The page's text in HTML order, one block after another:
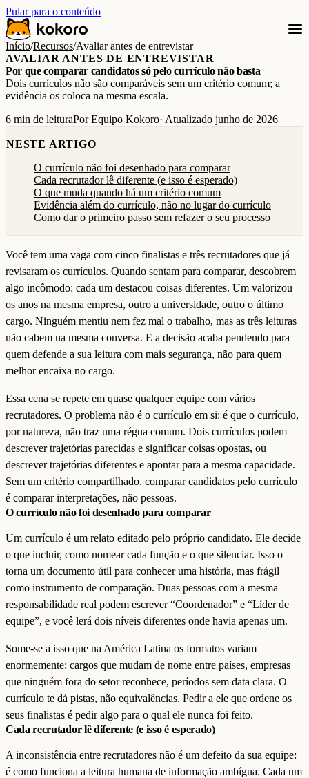
Pular para o conteúdo
Início/Recursos/Avaliar antes de entrevistar
AVALIAR ANTES DE ENTREVISTAR
Por que comparar candidatos só pelo currículo não basta
Dois currículos não são comparáveis sem um critério comum; a
evidência os coloca na mesma escala.
6 min de leituraPor Equipo Kokoro· Atualizado junho de 2026
NESTE ARTIGO
O currículo não foi desenhado para comparar
Cada recrutador lê diferente (e isso é esperado)
O que muda quando há um critério comum
Evidência além do currículo, não no lugar do currículo
Como dar o primeiro passo sem refazer o seu processo
Você tem uma vaga com cinco finalistas e três recrutadores que já
revisaram os currículos. Quando sentam para comparar, descobrem
algo incômodo: cada um destacou coisas diferentes. Um valorizou
os anos na mesma empresa, outro a universidade, outro o último
cargo. Ninguém mentiu nem fez mal o trabalho, mas as três leituras
não cabem na mesma conversa. E a decisão acaba pendendo para
quem defende a sua leitura com mais segurança, não para quem
melhor encaixa no cargo.
Essa cena se repete em quase qualquer equipe com vários
recrutadores. O problema não é o currículo em si: é que o currículo,
por natureza, não traz uma régua comum. Dois currículos podem
descrever trajetórias parecidas e significar coisas opostas, ou
descrever trajetórias diferentes e apontar para a mesma capacidade.
Sem um critério compartilhado, comparar candidatos pelo currículo
é comparar interpretações, não pessoas.
O currículo não foi desenhado para comparar
Um currículo é um relato editado pelo próprio candidato. Ele decide
o que incluir, como nomear cada função e o que silenciar. Isso o
torna um documento útil para conhecer uma história, mas frágil
como instrumento de comparação. Duas pessoas com a mesma
responsabilidade real podem escrever “Coordenador” e “Líder de
equipe”, e você lerá dois níveis diferentes onde havia apenas um.
Some-se a isso que na América Latina os formatos variam
enormemente: cargos que mudam de nome entre países, empresas
que ninguém fora do setor reconhece, períodos sem data clara. O
currículo te dá pistas, não equivalências. Pedir a ele que ordene os
seus finalistas é pedir algo para o qual ele nunca foi feito.
Cada recrutador lê diferente (e isso é esperado)
A inconsistência entre recrutadores não é um defeito da sua equipe:
é como funciona a leitura humana de informação ambígua. Cada um